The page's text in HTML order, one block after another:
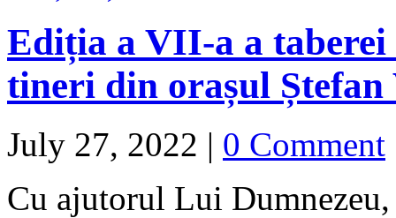
Ediția a VII-a a
tineri din orașul Ștefan
July 27, 2022 | 0 Comment
Cu ajutorul Lui